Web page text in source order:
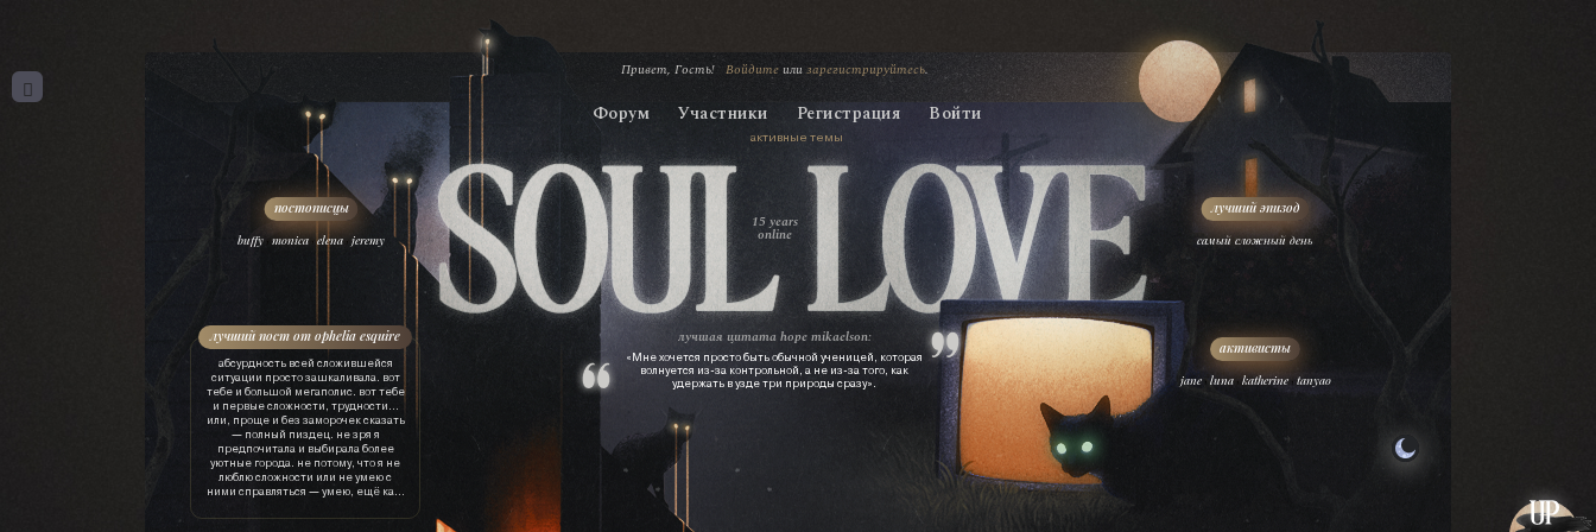
Форум Участники Регистрация Войти
активные темы
лучший пост от ophelia esquire
абсурдность всей сложившейся
ситуации просто зашкаливала. вот
тебе и большой мегаполис. вот тебе
и первые сложности, трудности…
или, проще и без заморочек сказать
— полный пиздец. не зря я
предпочитала и выбирала более
уютные города. не потому, что я не
люблю сложности или не умею с
ними справляться — умею, ещё как.
драгоценного времени, нервов, сил,
лучшая цитатаhope mikaelson:
«Мне хочется просто быть обычной ученицей, которая
волнуется из‑за контрольной, а не из‑за того, как
удержать в узде три природы сразу».
jane , luna,katherine , tanyao
buffy ,monica,elena , jeremy самый сложный день
15 years
online
Привет, Гость! Войдитеилизарегистрируйтесь.